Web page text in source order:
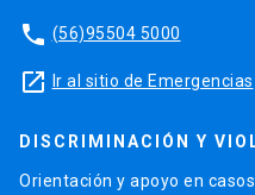
phone (56)95504 5000
launch Ir al sitio de Emergencias
DISCRIMINACIÓN Y
Orientación y apoyo en